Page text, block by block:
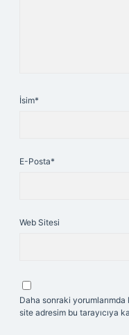
İsim*
E-Posta*
Web Sitesi
Daha sonraki yorumlarımda
site adresim bu tarayıcıya